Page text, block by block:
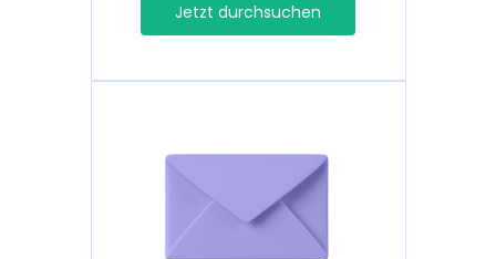
Jetzt durchsuchen